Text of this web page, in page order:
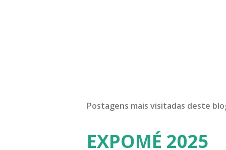
Postagens mais visitadas deste
EXPOMÉ 2025